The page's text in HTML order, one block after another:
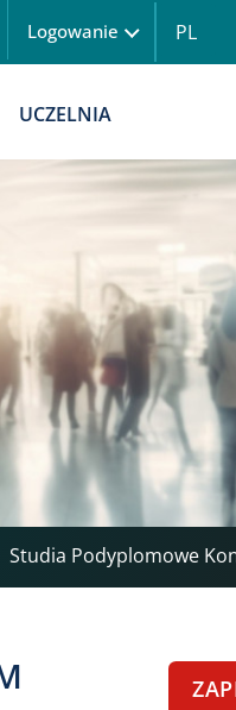
Menu logowanie
Logowanie PL
UCZELNIA
Studia Podyplomowe